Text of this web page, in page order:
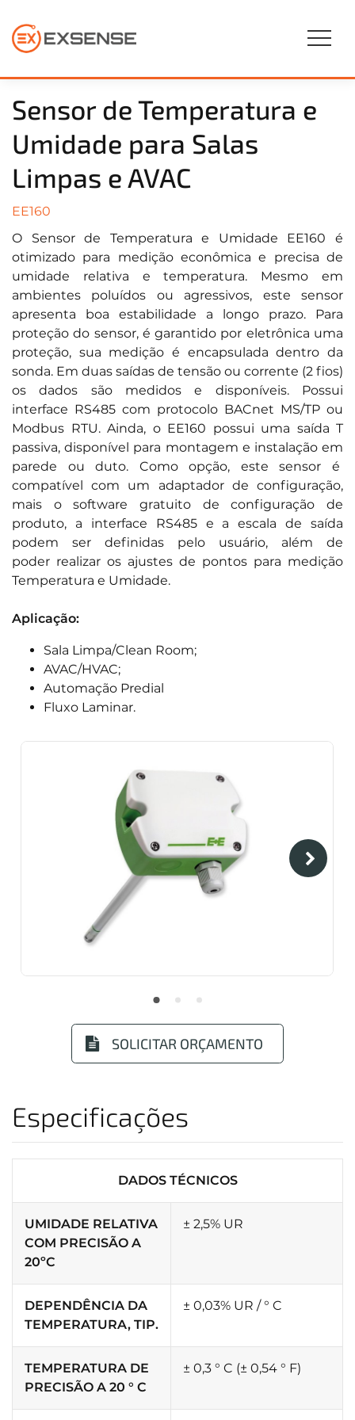
Sensor de Temperatura e
Umidade para Salas
Limpas e AVAC
EE160
O Sensor de Temperatura e Umidade EE160 é
otimizado para medição econômica e precisa de
umidade relativa e temperatura. Mesmo em
ambientes poluídos ou agressivos, este sensor
apresenta boa estabilidade a longo prazo. Para
proteção do sensor, é garantido por eletrônica uma
proteção, sua medição é encapsulada dentro da
sonda. Em duas saídas de tensão ou corrente (2 fios)
os dados são medidos e disponíveis. Possui
interface RS485 com protocolo BACnet MS/TP ou
Modbus RTU. Ainda, o EE160 possui uma saída T
passiva, disponível para montagem e instalação em
parede ou duto. Como opção, este sensor é
compatível com um adaptador de configuração,
mais o software gratuito de configuração de
produto, a interface RS485 e a escala de saída
podem ser definidas pelo usuário, além de
poder realizar os ajustes de pontos para medição
Temperatura e Umidade.
Aplicação:
Sala Limpa/Clean Room;
AVAC/HVAC;
Automação Predial
Fluxo Laminar.
SOLICITAR ORÇAMENTO
Especificações
DADOS TÉCNICOS
UMIDADE RELATIVA
COM PRECISÃO A
20ºC
± 2,5% UR
DEPENDÊNCIA DA
TEMPERATURA, TIP.
± 0,03% UR / ° C
TEMPERATURA DE
PRECISÃO A 20 ° C
± 0,3 ° C (± 0,54 ° F)